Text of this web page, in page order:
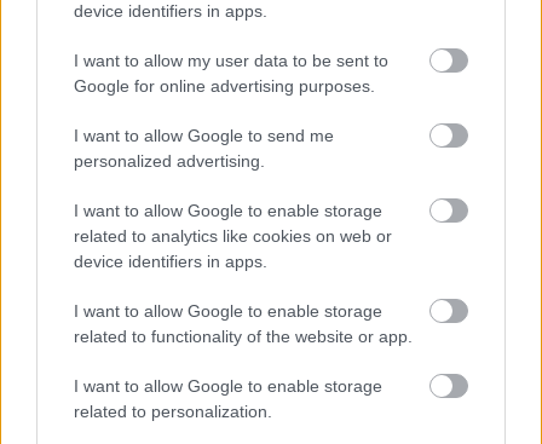
device identifiers in apps.
I want to allow my user data to be sent to
Google for online advertising purposes.
I want to allow Google to send me
personalized advertising.
I want to allow Google to enable storage
related to analytics like cookies on web or
device identifiers in apps.
I want to allow Google to enable storage
related to functionality of the website or app.
I want to allow Google to enable storage
related to personalization.
környezeti lábnyomukat